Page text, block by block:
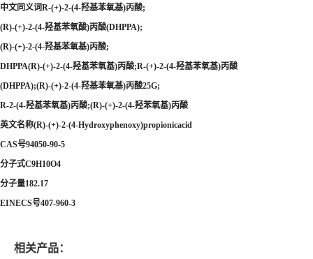
中文同义词R-(+)-2-(4-羟基苯氧基)丙酸;
(R)-(+)-2-(4-羟基苯氧酸)丙酸(DHPPA);
(R)-(+)-2-(4-羟基苯氧基)丙酸;
DHPPA(R)-(+)-2-(4-羟基苯氧基)丙酸;R-(+)-2-(4-羟基苯氧基)丙酸
(DHPPA);(R)-(+)-2-(4-羟基苯氧基)丙酸25G;
R-2-(4-羟基苯氧基)丙酸;(R)-(+)-2-(4-羟苯氧基)丙酸
英文名称(R)-(+)-2-(4-Hydroxyphenoxy)propionicacid
CAS号94050-90-5
分子式C9H10O4
分子量182.17
EINECS号407-960-3
相关产品：